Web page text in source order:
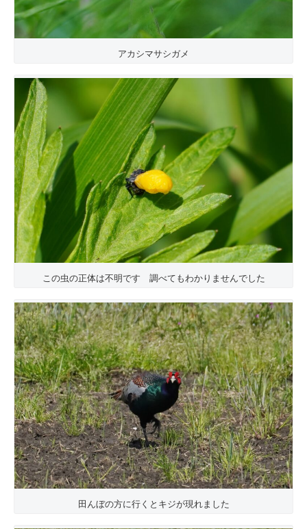
アカシマサシガメ
この虫の正体は不明です 調べてもわかりませんでした
田んぼの方に行くとキジが現れました